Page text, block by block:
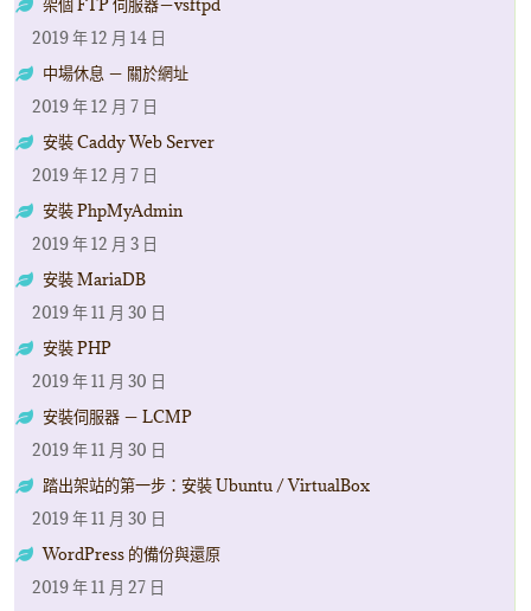
架個 FTP 伺服器－vsftpd
2019 年 12 月 14 日
中場休息 － 關於網址
2019 年 12 月 7 日
安裝 Caddy Web Server
2019 年 12 月 7 日
安裝 PhpMyAdmin
2019 年 12 月 3 日
安裝 MariaDB
2019 年 11 月 30 日
安裝 PHP
2019 年 11 月 30 日
安裝伺服器 － LCMP
2019 年 11 月 30 日
踏出架站的第一步：安裝 Ubuntu / VirtualBox
2019 年 11 月 30 日
WordPress 的備份與還原
2019 年 11 月 27 日